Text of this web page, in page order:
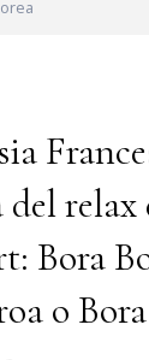
relax
Bora
o